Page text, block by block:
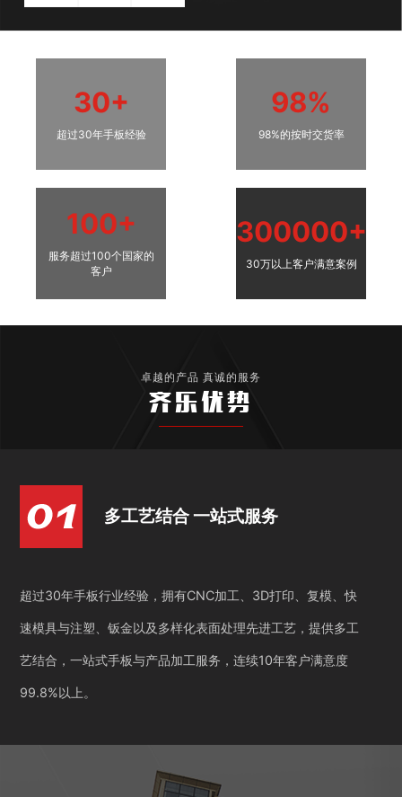
30+
超过30年手板经验
98%
98%的按时交货率
100+
服务超过100个国家的
客户
300000+
30万以上客户满意案例
卓越的产品 真诚的服务
齐乐优势
多工艺结合 一站式服务
超过30年手板行业经验，拥有CNC加工、3D打印、复模、快
速模具与注塑、钣金以及多样化表面处理先进工艺，提供多工
艺结合，一站式手板与产品加工服务，连续10年客户满意度
99.8%以上。